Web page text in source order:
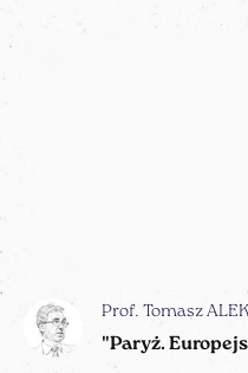
Prof. Tomasz
"Paryż.